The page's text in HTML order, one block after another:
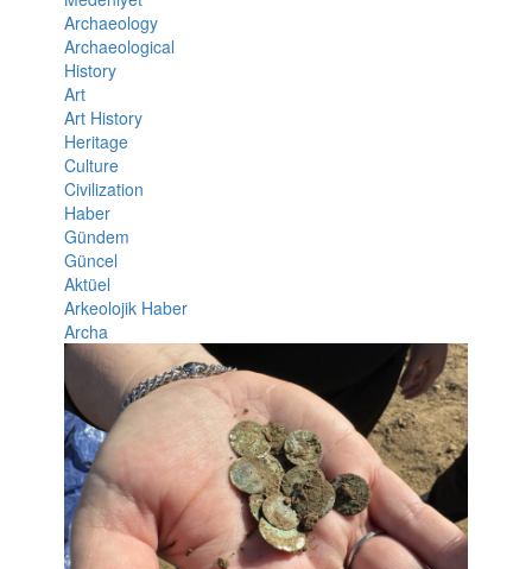
Archaeology
Archaeological
History
Art
Art History
Heritage
Culture
Civilization
Haber
Gündem
Güncel
Aktüel
Arkeolojik Haber
Archa